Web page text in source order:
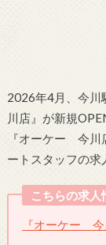
2026年4月、今
川店』が新規
『オーケー 今川
ートスタッフの求
こちらの求
『オーケー